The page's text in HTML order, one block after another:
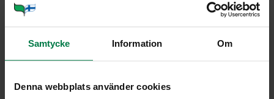
Samtycke Information Om
Denna webbplats använder cookies